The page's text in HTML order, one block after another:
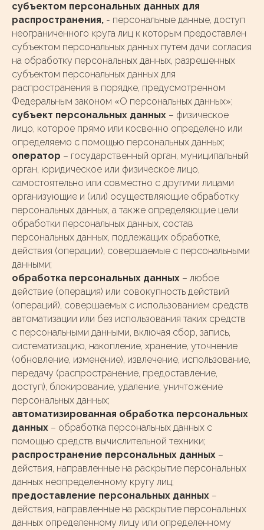
субъектом персональных данных для
распространения, - персональные данные, доступ
неограниченного круга лиц к которым предоставлен
субъектом персональных данных путем дачи согласия
на обработку персональных данных, разрешенных
субъектом персональных данных для
распространения в порядке, предусмотренном
Федеральным законом «О персональных данных»;
субъект персональных данных – физическое
лицо, которое прямо или косвенно определено или
определяемо с помощью персональных данных;
оператор – государственный орган, муниципальный
орган, юридическое или физическое лицо,
самостоятельно или совместно с другими лицами
организующие и (или) осуществляющие обработку
персональных данных, а также определяющие цели
обработки персональных данных, состав
персональных данных, подлежащих обработке,
действия (операции), совершаемые с персональными
данными;
обработка персональных данных – любое
действие (операция) или совокупность действий
(операций), совершаемых с использованием средств
автоматизации или без использования таких средств
с персональными данными, включая сбор, запись,
систематизацию, накопление, хранение, уточнение
(обновление, изменение), извлечение, использование,
передачу (распространение, предоставление,
доступ), блокирование, удаление, уничтожение
персональных данных;
автоматизированная обработка персональных
данных – обработка персональных данных с
помощью средств вычислительной техники;
распространение персональных данных –
действия, направленные на раскрытие персональных
данных неопределенному кругу лиц;
предоставление персональных данных –
действия, направленные на раскрытие персональных
данных определенному лицу или определенному